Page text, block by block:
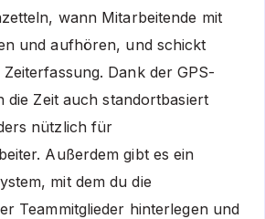
wann Mitarbeitende mit
und aufhören, und schickt
Dank der GPS-
die Zeit auch standortbasiert
nützlich für
Außerdem gibt es ein
mit dem du die
Teammitglieder hinterlegen und